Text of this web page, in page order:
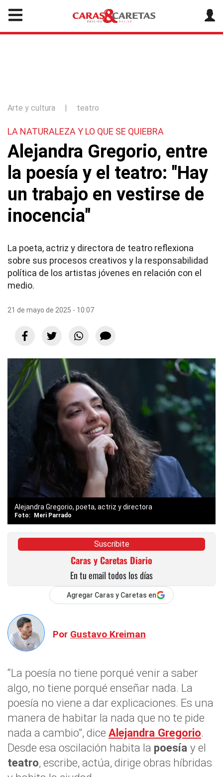
Arte y cultura | teatro
LA NATURALEZA Y LO QUE SE QUIEBRA
Alejandra Gregorio, entre
la poesía y el teatro: "Hay
un trabajo en vestirse de
inocencia"
La poeta, actriz y directora de teatro reflexiona
sobre sus procesos creativos y la responsabilidad
política de los artistas jóvenes en relación con el
medio.
21 de mayo de 2025 - 10:07
Alejandra Gregorio, poeta, actriz y directora
Meri Parrado
Suscribite
Caras y Caretas Diario
En tu email todos los días
Agregar Caras y Caretas en
Por Gustavo Kreiman
“La poesía no tiene porqué venir a saber
algo, no tiene porqué enseñar nada. La
poesía no viene a dar explicaciones. Es una
manera de habitar la nada que no te pide
nada a cambio”, dice Alejandra Gregorio.
Desde esa oscilación habita la poesía y el
teatro, escribe, actúa, dirige obras híbridas